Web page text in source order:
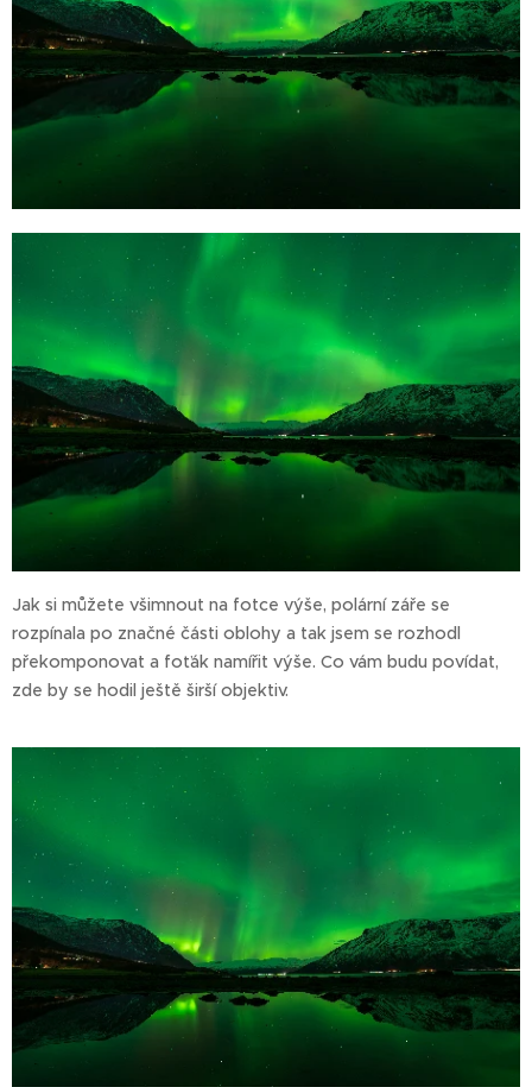
Jak si můžete všimnout na fotce výše, polární záře se
rozpínala po značné části oblohy a tak jsem se rozhodl
překomponovat a foťák namířit výše. Co vám budu povídat,
zde by se hodil ještě širší objektiv.